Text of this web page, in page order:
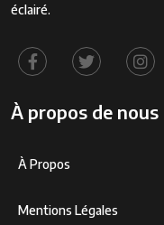
éclairé.
À propos de nous
À Propos
Mentions Légales